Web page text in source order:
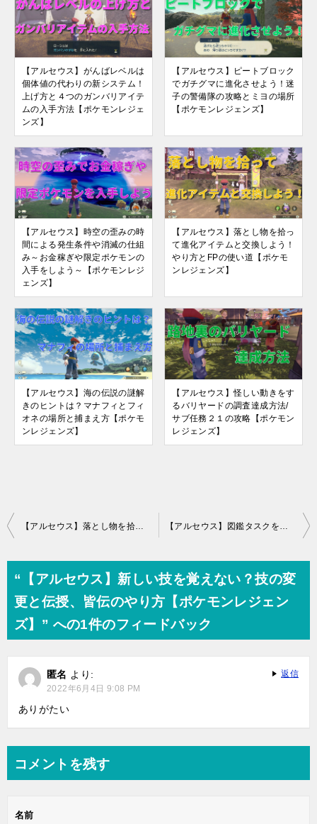
【アルセウス】がんばレベルは
個体値の代わりの新システム！
上げ方と４つのガンバリアイテ
ムの入手方法【ポケモンレジェ
ンズ】
【アルセウス】ピートブロック
でガチグマに進化させよう！迷
子の警備隊の攻略とミヨの場所
【ポケモンレジェンズ】
【アルセウス】時空の歪みの時
間による発生条件や消滅の仕組
み～お金稼ぎや限定ポケモンの
入手をしよう～【ポケモンレジ
ェンズ】
【アルセウス】落とし物を拾っ
て進化アイテムと交換しよう！
やり方とFPの使い道【ポケモ
ンレジェンズ】
【アルセウス】海の伝説の謎解
きのヒントは？マナフィとフィ
オネの場所と捕まえ方【ポケモ
ンレジェンズ】
【アルセウス】怪しい動きをす
るバリヤードの調査達成方法/
サブ任務２１の攻略【ポケモン
レジェンズ】
投
ビ
ー
ョ
ン
【アルセウス】落とし物を拾って進化アイテムと交換しよう！やり方とFPの使い道【ポケモンレジェンズ】 【アルセウス】図鑑タスクを効率よく埋めよう！見方と研究レベルの上げ方【ポケモンレジェンズ】
“【アルセウス】新しい技を覚えない？技の変
更と伝授、皆伝のやり方【ポケモンレジェン
ズ】” への1件のフィードバック
匿名 より:
2022年6月4日 9:08 PM
ありがたい
返信
コメントを残す
名前